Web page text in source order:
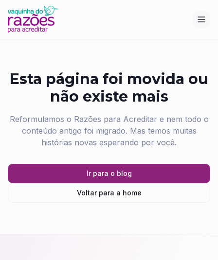
Esta página foi movida ou
não existe mais
Reformulamos o Razões para Acreditar e nem todo o
conteúdo antigo foi migrado. Mas temos muitas
histórias novas esperando por você.
Ir para o blog
Voltar para a home